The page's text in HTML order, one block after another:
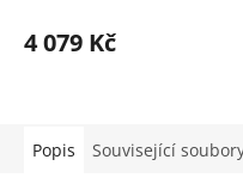
produktu
je
hvězdiček.
4 079 Kč
Popis Související